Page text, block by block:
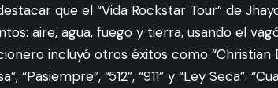
que el “Vida Rockstar Tour” de
aire, agua, fuego y tierra, usando el
incluyó otros éxitos como “Christian
“Pasiempre”, “512”, “911” y “Ley Seca”.